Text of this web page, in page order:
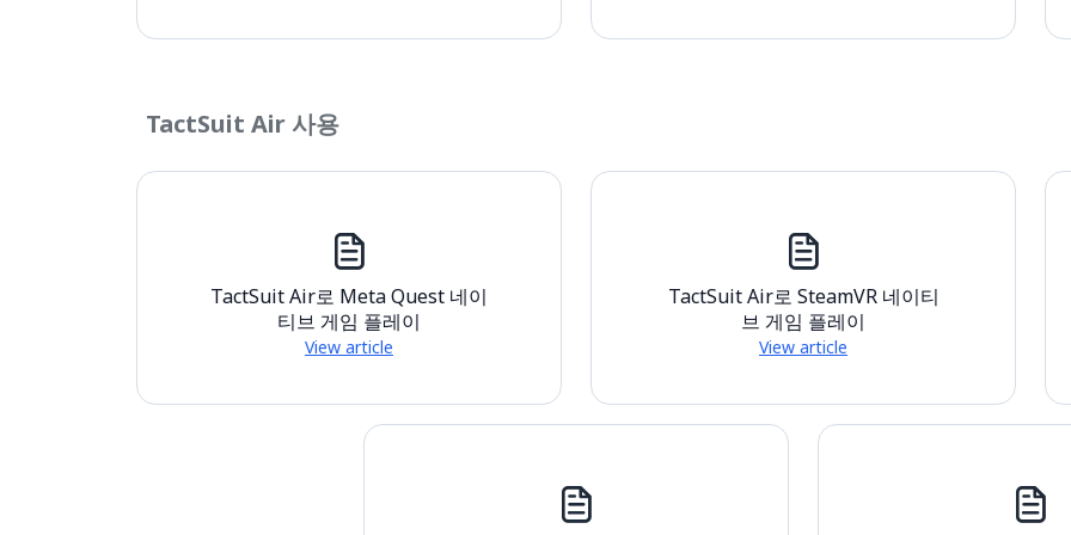
TactSuit Air 사용
TactSuit Air로 Meta Quest 네이
티브 게임 플레이
View article
TactSuit Air로 SteamVR 네이티
브 게임 플레이
View article